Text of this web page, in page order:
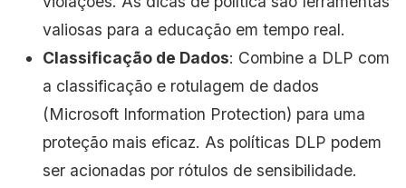
valiosas para a educação em tempo real.
Classificação de Dados: Combine a DLP com
a classificação e rotulagem de dados
(Microsoft Information Protection) para uma
proteção mais eficaz. As políticas DLP podem
ser acionadas por rótulos de sensibilidade.